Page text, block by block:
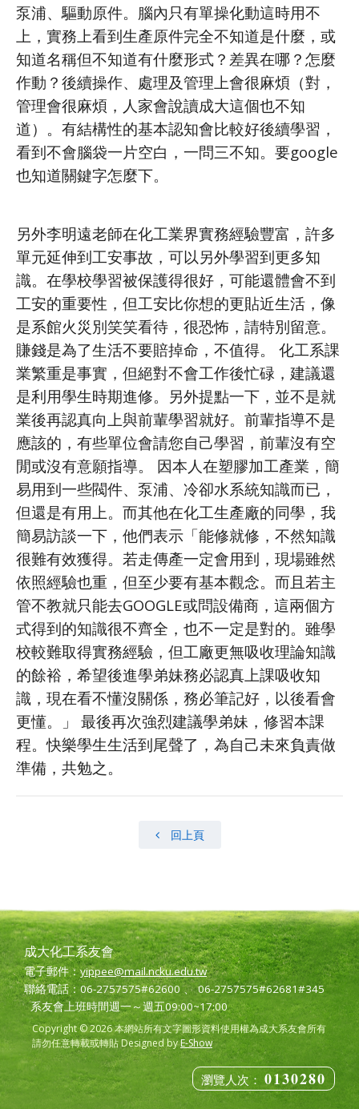
泵浦、驅動原件。腦內只有單操化動這時用不
上，實務上看到生產原件完全不知道是什麼，或
知道名稱但不知道有什麼形式？差異在哪？怎麼
作動？後續操作、處理及管理上會很麻煩（對，
管理會很麻煩，人家會說讀成大這個也不知
道）。有結構性的基本認知會比較好後續學習，
看到不會腦袋一片空白，一問三不知。要google
也知道關鍵字怎麼下。
另外李明遠老師在化工業界實務經驗豐富，許多
單元延伸到工安事故，可以另外學習到更多知
識。在學校學習被保護得很好，可能還體會不到
工安的重要性，但工安比你想的更貼近生活，像
是系館火災別笑笑看待，很恐怖，請特別留意。
賺錢是為了生活不要賠掉命，不值得。 化工系課
業繁重是事實，但絕對不會工作後忙碌，建議還
是利用學生時期進修。另外提點一下，並不是就
業後再認真向上與前輩學習就好。前輩指導不是
應該的，有些單位會請您自己學習，前輩沒有空
閒或沒有意願指導。 因本人在塑膠加工產業，簡
易用到一些閥件、泵浦、冷卻水系統知識而已，
但還是有用上。而其他在化工生產廠的同學，我
簡易訪談一下，他們表示「能修就修，不然知識
很難有效獲得。若走傳產一定會用到，現場雖然
依照經驗也重，但至少要有基本觀念。而且若主
管不教就只能去GOOGLE或問設備商，這兩個方
式得到的知識很不齊全，也不一定是對的。雖學
校較難取得實務經驗，但工廠更無吸收理論知識
的餘裕，希望後進學弟妹務必認真上課吸收知
識，現在看不懂沒關係，務必筆記好，以後看會
更懂。」 最後再次強烈建議學弟妹，修習本課
程。快樂學生生活到尾聲了，為自己未來負責做
準備，共勉之。
回上頁
成大化工系友會
電子郵件：yippee@mail.ncku.edu.tw
聯絡電話：06-2757575#62600 、 06-2757575#62681#345
系友會上班時間週一～週五09:00~17:00
Copyright © 2026 本網站所有文字圖形資料使用權為成大系友會所有
請勿任意轉載或轉貼 Designed byE-Show
瀏覽人次： 0130280